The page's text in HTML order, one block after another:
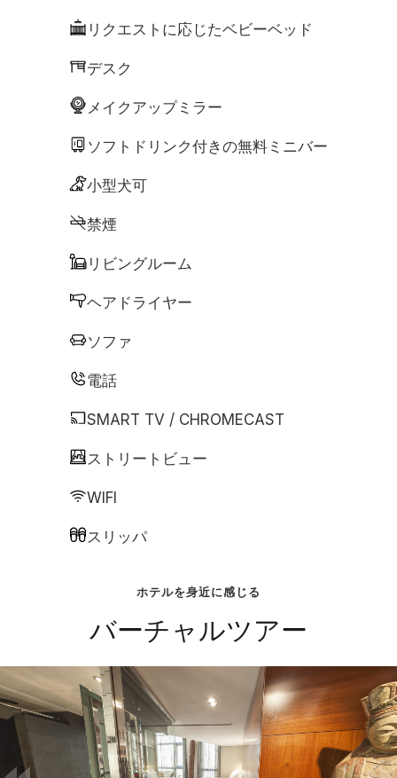
リクエストに応じたベビーベッド
デスク
メイクアップミラー
ソフトドリンク付きの無料ミニバー
小型犬可
禁煙
リビングルーム
ヘアドライヤー
ソファ
電話
SMART TV / CHROMECAST
ストリートビュー
WIFI
スリッパ
ホテルを身近に感じる
バーチャルツアー